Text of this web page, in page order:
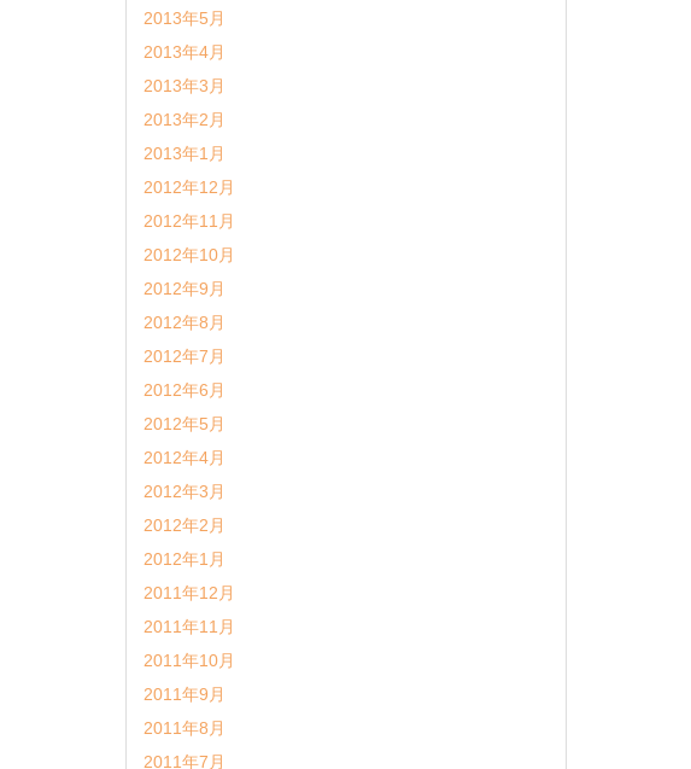
2013年5月
2013年4月
2013年3月
2013年2月
2013年1月
2012年12月
2012年11月
2012年10月
2012年9月
2012年8月
2012年7月
2012年6月
2012年5月
2012年4月
2012年3月
2012年2月
2012年1月
2011年12月
2011年11月
2011年10月
2011年9月
2011年8月
2011年7月